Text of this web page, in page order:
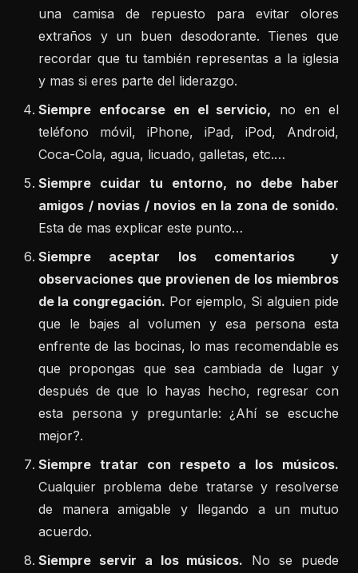
una camisa de repuesto para evitar olores
extraños y un buen desodorante. Tienes que
recordar que tu también representas a la iglesia
y mas si eres parte del liderazgo.
Siempre enfocarse en el servicio, no en el
teléfono móvil, iPhone, iPad, iPod, Android,
Coca-Cola, agua, licuado, galletas, etc.…
Siempre cuidar tu entorno, no debe haber
amigos / novias / novios en la zona de sonido.
Esta de mas explicar este punto…
Siempre aceptar los comentarios y
observaciones que provienen de los miembros
de la congregación. Por ejemplo, Si alguien pide
que le bajes al volumen y esa persona esta
enfrente de las bocinas, lo mas recomendable es
que propongas que sea cambiada de lugar y
después de que lo hayas hecho, regresar con
esta persona y preguntarle: ¿Ahí se escuche
mejor?.
Siempre tratar con respeto a los músicos.
Cualquier problema debe tratarse y resolverse
de manera amigable y llegando a un mutuo
acuerdo.
Siempre servir a los músicos. No se puede